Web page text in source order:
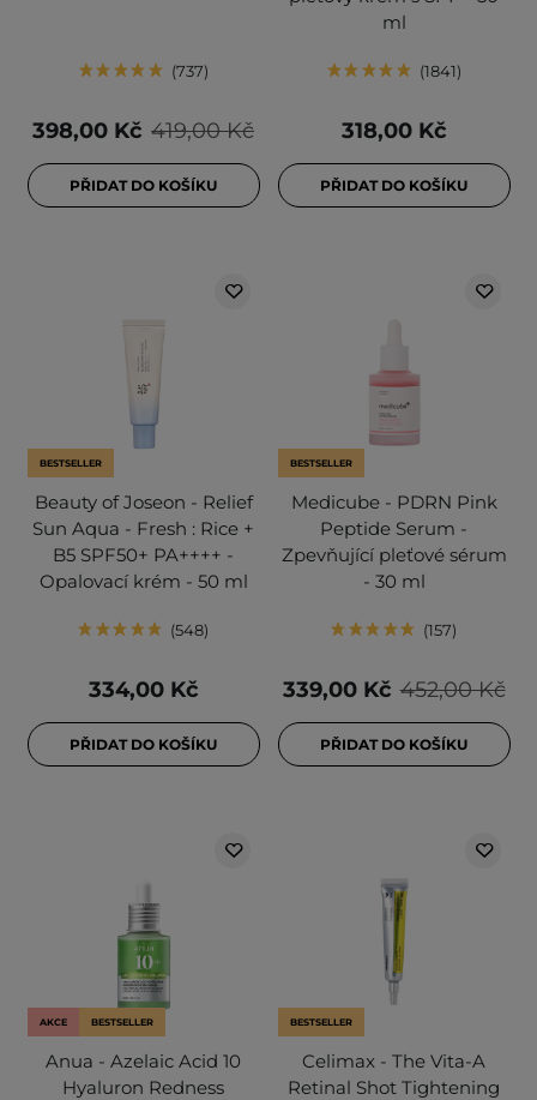
737
419,00 Kč
398,00 Kč
PŘIDAT DO KOŠÍKU
ml
1841
318,00 Kč
PŘIDAT DO KOŠÍKU
BESTSELLER
Beauty of Joseon - Relief
Sun Aqua - Fresh : Rice +
B5 SPF50+ PA++++ -
Opalovací krém - 50 ml
548
334,00 Kč
PŘIDAT DO KOŠÍKU
BESTSELLER
Medicube - PDRN Pink
Peptide Serum -
Zpevňující pleťové sérum
- 30 ml
157
452,00 Kč
339,00 Kč
PŘIDAT DO KOŠÍKU
AKCE BESTSELLER
Anua - Azelaic Acid 10
Hyaluron Redness
BESTSELLER
Celimax - The Vita-A
Retinal Shot Tightening